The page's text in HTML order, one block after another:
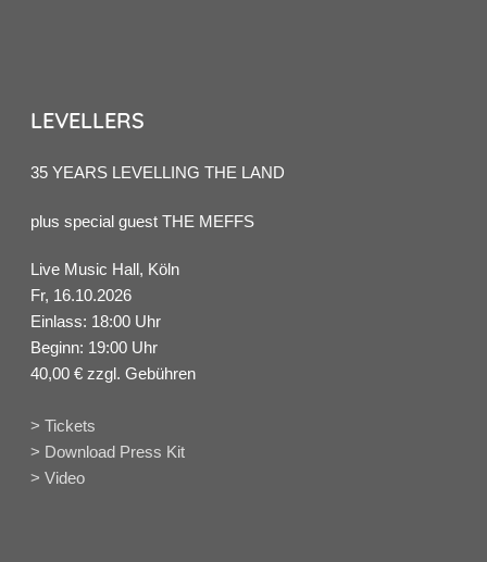
LEVELLERS
35 YEARS LEVELLING THE LAND
plus special guest THE MEFFS
Live Music Hall, Köln
Fr, 16.10.2026
Einlass: 18:00 Uhr
Beginn: 19:00 Uhr
40,00 € zzgl. Gebühren
> Tickets
> Download Press Kit
> Video